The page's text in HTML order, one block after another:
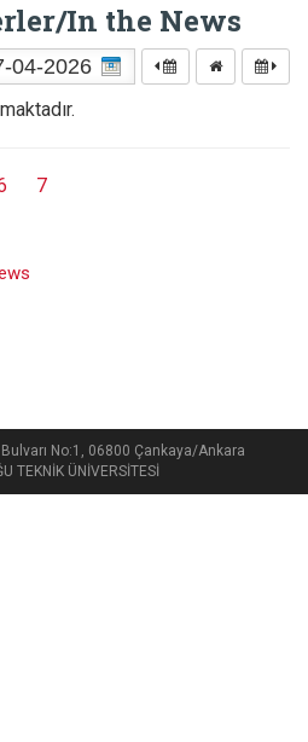
In the News
7
No:1, 06800 Çankaya/Ankara
TEKNİK ÜNİVERSİTESİ